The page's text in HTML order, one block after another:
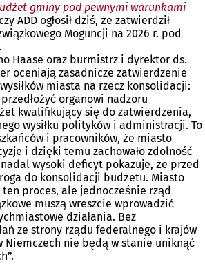
gminy pod pewnymi warunkami
ADD ogłosił dziś, że zatwierdził
Moguncji na 2026 r. pod
Haase oraz burmistrz i dyrektor ds.
oceniają zasadnicze zatwierdzenie
miasta na rzecz konsolidacji:
przedłożyć organowi nadzoru
kwalifikujący się do zatwierdzenia,
wysiłku polityków i administracji. To
i pracowników, że miasto
i dzięki temu zachowało zdolność
wysoki deficyt pokazuje, że przed
do konsolidacji budżetu. Miasto
ten proces, ale jednocześnie rząd
muszą wreszcie wprowadzić
działania. Bez
ze strony rządu federalnego i krajów
Niemczech nie będą w stanie uniknąć